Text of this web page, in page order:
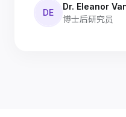
DE
Dr. Eleanor
博士后研究员